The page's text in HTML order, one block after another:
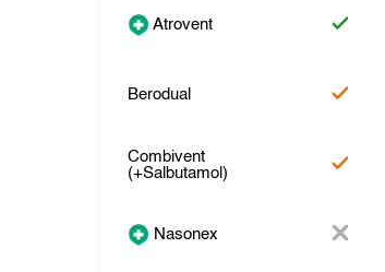
Atrovent
Berodual
Combivent
(+Salbutamol)
Nasonex